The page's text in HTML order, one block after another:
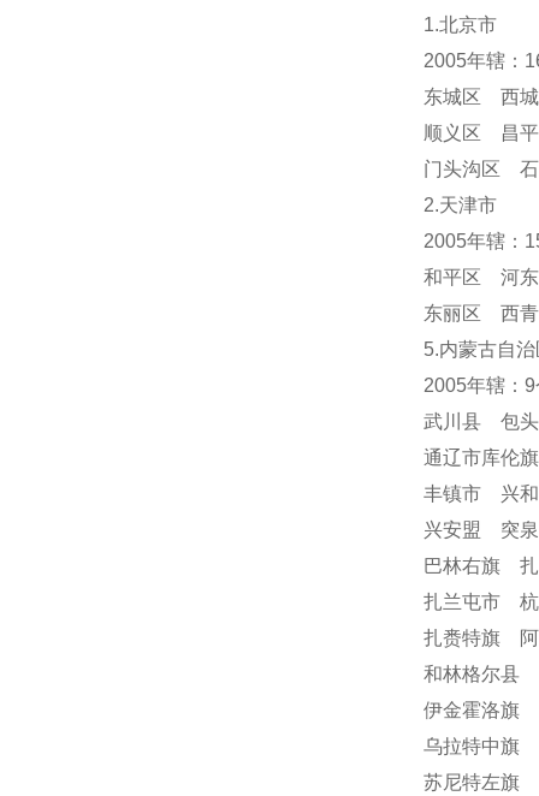
1.北京市
2005年辖：
东城区 西
顺义区 昌
门头沟区
2.天津市
2005年辖：
和平区 河
东丽区 西
5.内蒙古自治
2005年辖：
武川县 包
通辽市库
丰镇市 兴
兴安盟 突
巴林右旗
扎兰屯市
扎赉特旗
和林格尔县
伊金霍洛旗
乌拉特中旗
苏尼特左旗